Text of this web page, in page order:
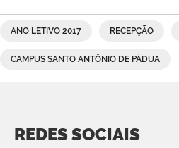
ANO LETIVO 2017 RECEPÇÃO
CAMPUS SANTO ANTÔNIO DE PÁDUA
REDES SOCIAIS